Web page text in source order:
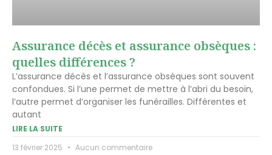
Assurance décès et assurance obsèques :
quelles différences ?
L’assurance décès et l’assurance obsèques sont souvent
confondues. Si l’une permet de mettre à l’abri du besoin,
l’autre permet d’organiser les funérailles. Différentes et
autant
LIRE LA SUITE
13 février 2025
Aucun commentaire